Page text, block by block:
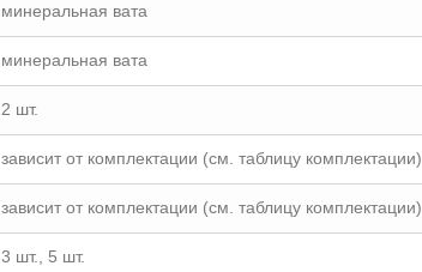
минеральная вата
минеральная вата
2 шт.
зависит от комплектации (см. таблицу комплектации)
зависит от комплектации (см. таблицу комплектации)
3 шт., 5 шт.